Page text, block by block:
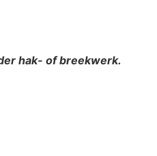
hak- of breekwerk.